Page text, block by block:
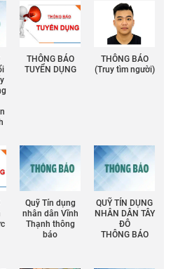
THÔNG BÁO
TUYỂN DỤNG
THÔNG BÁO
(Truy tìm người)
Quỹ Tín dụng
nhân dân Vĩnh
Thạnh thông
báo
QUỸ TÍN DỤNG
NHÂN DÂN TÂY
ĐÔ
THÔNG BÁO